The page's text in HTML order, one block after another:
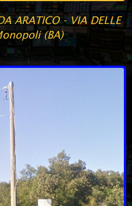
ARATICO - VIA DELLE
(BA)